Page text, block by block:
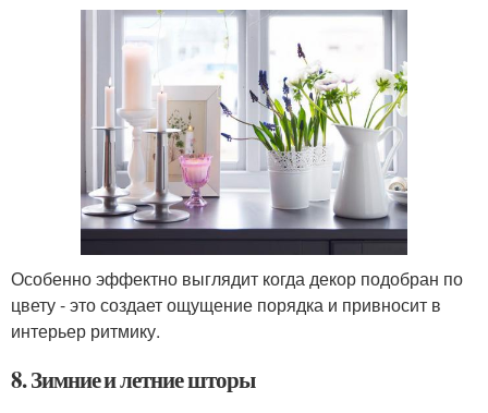
Особенно эффектно выглядит когда декор подобран по
цвету - это создает ощущение порядка и привносит в
интерьер ритмику.
8. Зимние и летние шторы